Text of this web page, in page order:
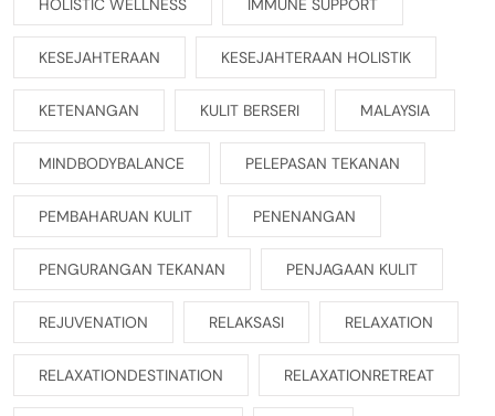
HOLISTIC WELLNESS IMMUNE SUPPORT
KESEJAHTERAAN KESEJAHTERAAN HOLISTIK
KETENANGAN KULIT BERSERI MALAYSIA
MINDBODYBALANCE PELEPASAN TEKANAN
PEMBAHARUAN KULIT PENENANGAN
PENGURANGAN TEKANAN PENJAGAAN KULIT
REJUVENATION RELAKSASI RELAXATION
RELAXATIONDESTINATION RELAXATIONRETREAT